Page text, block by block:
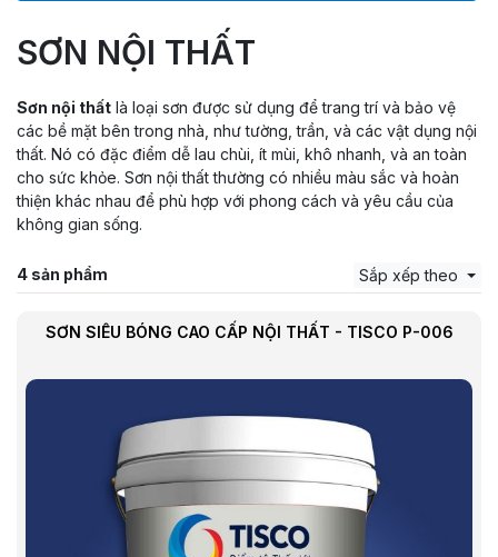
SƠN NỘI THẤT
Sơn nội thất là loại sơn được sử dụng để trang trí và bảo vệ
các bề mặt bên trong nhà, như tường, trần, và các vật dụng nội
thất. Nó có đặc điểm dễ lau chùi, ít mùi, khô nhanh, và an toàn
cho sức khỏe. Sơn nội thất thường có nhiều màu sắc và hoàn
thiện khác nhau để phù hợp với phong cách và yêu cầu của
không gian sống.
4 sản phẩm Sắp xếp theo
SƠN SIÊU BÓNG CAO CẤP NỘI THẤT - TISCO P-006